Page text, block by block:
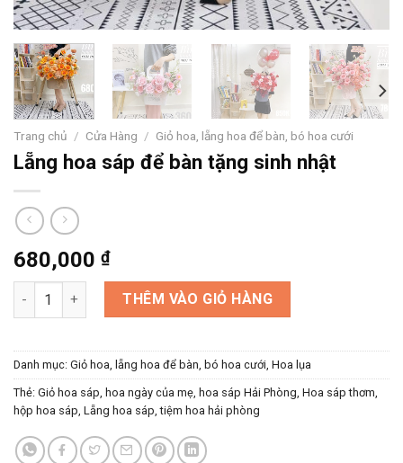
Trang chủ / Cửa Hàng / Giỏ hoa, lẵng hoa để bàn, bó hoa cưới
Lẵng hoa sáp để bàn tặng sinh nhật
680,000 ₫
Lẵng hoa sáp để bàn tặng sinh nhật số lượng
THÊM VÀO GIỎ HÀNG
Danh mục: Giỏ hoa, lẵng hoa để bàn, bó hoa cưới, Hoa lụa
Thẻ: Giỏ hoa sáp, hoa ngày của mẹ, hoa sáp Hải Phòng, Hoa sáp thơm,
hộp hoa sáp, Lẵng hoa sáp,tiệm hoa hải phòng